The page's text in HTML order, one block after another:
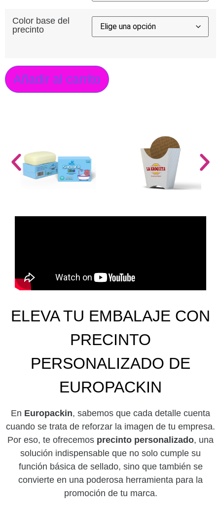
Color base del
precinto
Añadir al carrito
ELEVA TU EMBALAJE CON
PRECINTO
PERSONALIZADO DE
EUROPACKIN
En Europackin, sabemos que cada detalle cuenta
cuando se trata de reforzar la imagen de tu empresa.
Por eso, te ofrecemos precinto personalizado, una
solución indispensable que no solo cumple su
función básica de sellado, sino que también se
convierte en una poderosa herramienta para la
promoción de tu marca.